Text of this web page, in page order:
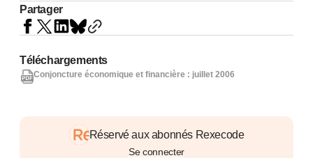
Partager
Réservé aux abonnés Rexecode
Se connecter
Téléchargements
Conjoncture économique et financière : juillet 2006